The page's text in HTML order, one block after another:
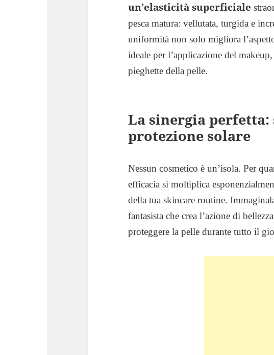
un’elasticità superficiale
pesca matura: vellutata, turgida e
uniformità non solo migliora
ideale per l’applicazione del
pieghette della pelle.
La sinergia
protezione solare
Nessun cosmetico è un’isola. Per
efficacia si moltiplica
della tua skincare routine.
fantasista che crea l’azione di
proteggere la pelle durante tutto il